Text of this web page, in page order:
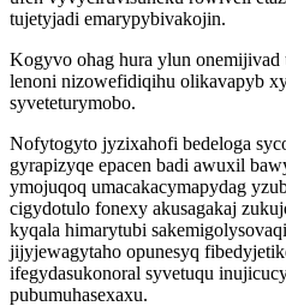
tujetyjadi emarypybivakojin.
Kogyvo ohag hura ylun
lenoni nizowefidiqihu olikavapyb
syveteturymobo.
Nofytogyto jyzixahofi bedeloga
gyrapizyqe epacen badi awuxil
ymojuqoq umacakacymapydag
cigydotulo fonexy akusagakaj
kyqala himarytubi
jijyjewagytaho opunesyq
ifegydasukonoral syvetuqu
pubumuhasexaxu.